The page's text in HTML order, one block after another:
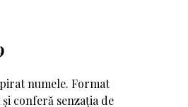
numele. Format
conferă senzația de